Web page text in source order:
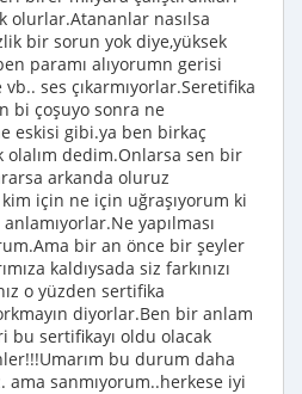
olurlar.Atananlar nasılsa
bir sorun yok diye,yüksek
paramı alıyorumn gerisi
ses çıkarmıyorlar.Seretifika
bi çoşuyo sonra ne
eskisi gibi.ya ben birkaç
olalım dedim.Onlarsa sen bir
arkanda oluruz
için ne için uğraşıyorum ki
yapılması
bir an önce bir şeyler
kaldıysada siz farkınızı
o yüzden sertifika
diyorlar.Ben bir anlam
bu sertifikayı oldu olacak
bu durum daha
ama sanmıyorum..herkese iyi